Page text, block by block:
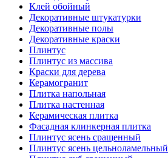
Клей обойный
Декоративные штукатурки
Декоративные полы
Декоративные краски
Плинтус
Плинтус из массива
Краски для дерева
Керамогранит
Плитка напольная
Плитка настенная
Керамическая плитка
Фасадная клинкерная плитка
Плинтус ясень сращенный
Плинтус ясень цельноламельный